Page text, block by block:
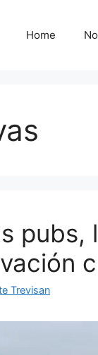
Home
pubs,
Trevisan